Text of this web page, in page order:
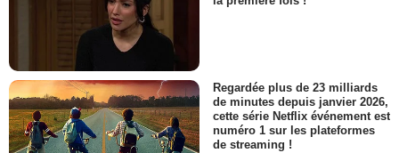
Regardée plus de 23 milliards
de minutes depuis janvier 2026,
cette série Netflix événement est
numéro 1 sur les plateformes
de streaming !